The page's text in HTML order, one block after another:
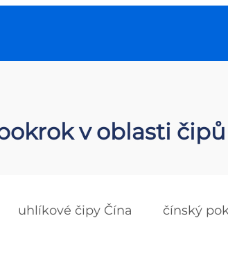
v oblasti čipů
uhlíkové čipy Čína čínský